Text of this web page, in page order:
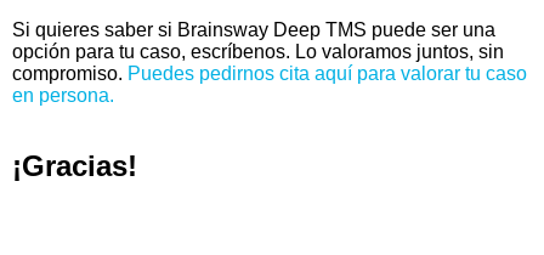
Si quieres saber si Brainsway Deep TMS puede ser una
opción para tu caso, escríbenos. Lo valoramos juntos, sin
compromiso. Puedes pedirnos cita aquí para valorar tu caso
en persona.
¡Gracias!